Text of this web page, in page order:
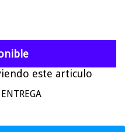
este articulo